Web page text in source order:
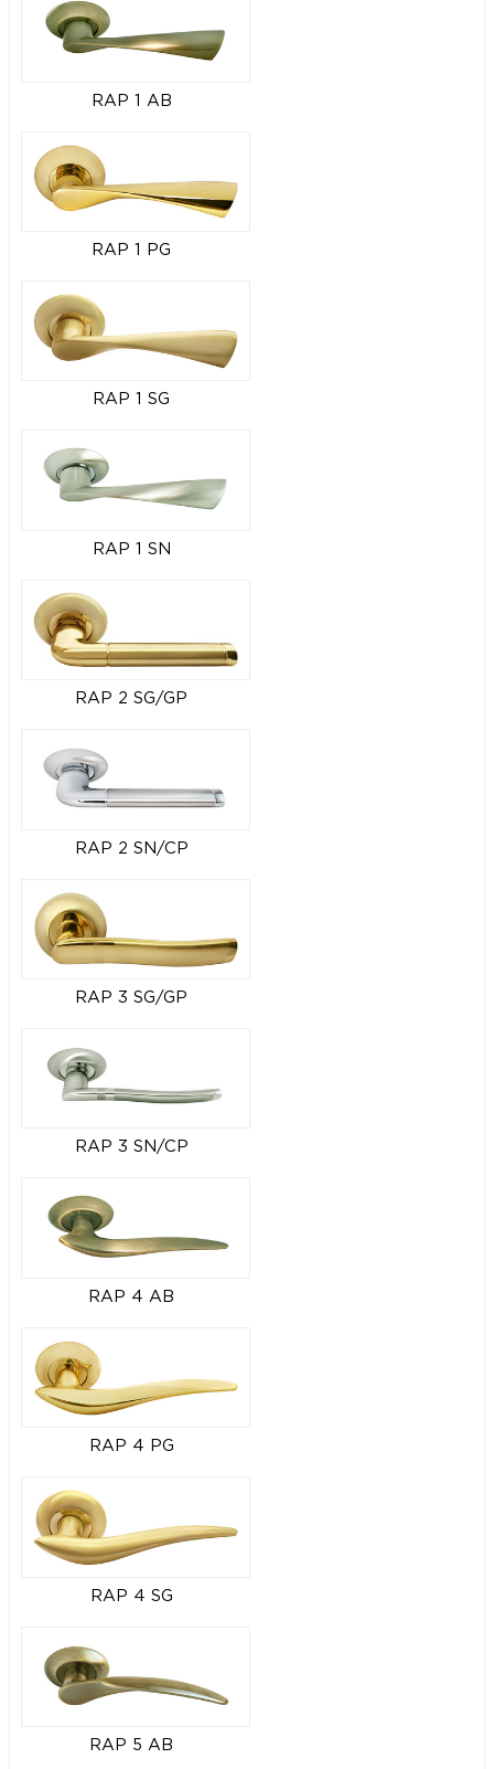
RAP 1 AB
RAP 1 PG
RAP 1 SG
RAP 1 SN
RAP 2 SG/GP
RAP 2 SN/CP
RAP 3 SG/GP
RAP 3 SN/CP
RAP 4 AB
RAP 4 PG
RAP 4 SG
RAP 5 AB